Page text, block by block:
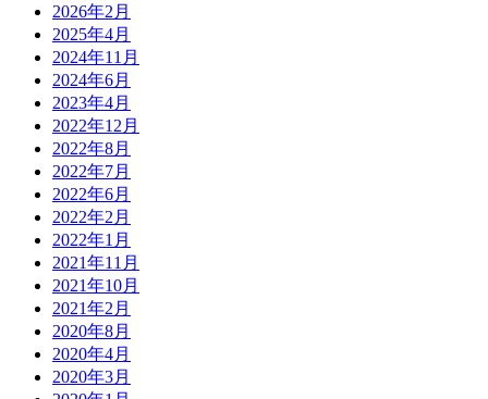
2026年2月
2025年4月
2024年11月
2024年6月
2023年4月
2022年12月
2022年8月
2022年7月
2022年6月
2022年2月
2022年1月
2021年11月
2021年10月
2021年2月
2020年8月
2020年4月
2020年3月